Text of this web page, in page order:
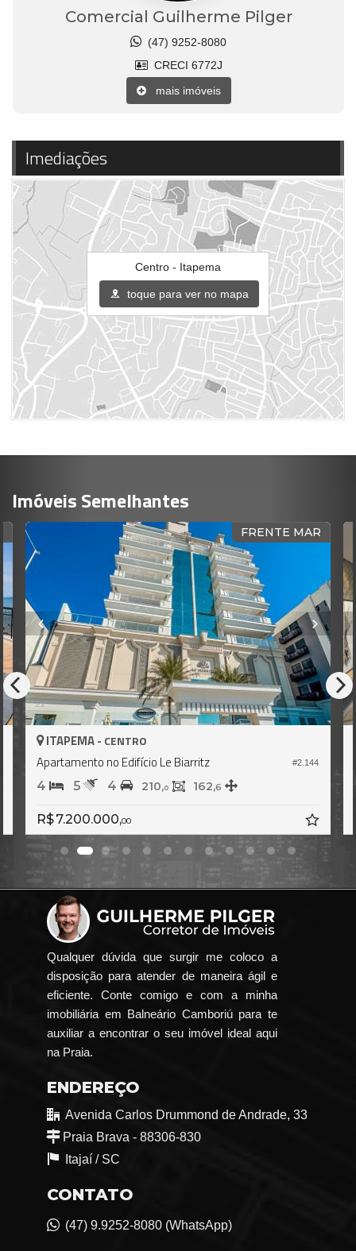
Comercial Guilherme Pilger
(47) 9252-8080
CRECI 6772J
mais imóveis
Imediações
Centro - Itapema
toque para ver no mapa
Imóveis Semelhantes
FRENTE MAR
#2.144
Le Biarritz
162,6
Apartamento no Edifício
4
00
Qualquer dúvida que surgir me coloco a
disposição para atender de maneira ágil e
eficiente. Conte comigo e com a minha
imobiliária em Balneário Camboriú para te
auxiliar a encontrar o seu imóvel ideal aqui
na Praia.
ENDEREÇO
Avenida Carlos Drummond de Andrade, 33
Praia Brava - 88306-830
Itajaí / SC
CONTATO
(47) 9.9252-8080 (WhatsApp)